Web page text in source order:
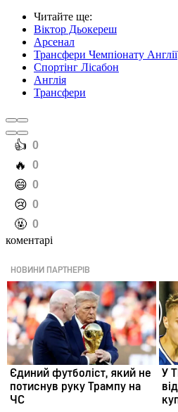
Читайте ще:
Віктор Дьокереш
Арсенал
Трансфери Чемпіонату Англії
Спортінг Лісабон
Англія
Трансфери
️👍 0
️🔥 0
️😄 0
️😢 0
️🤬 0
коментарі